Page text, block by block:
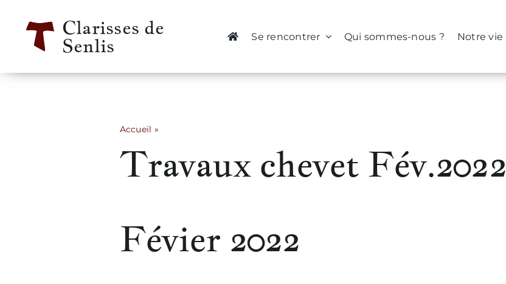
contenu
Clarisses de
Senlis Se rencontrer Qui sommes-nous ? Notre vie
Accueil »
Travaux chevet Fév.2022
Févier 2022